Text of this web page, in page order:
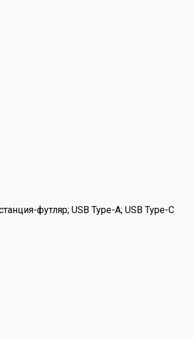
футляр; USB Type-A; USB Type-C